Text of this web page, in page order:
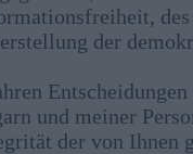
der
und meiner
der von Ihnen